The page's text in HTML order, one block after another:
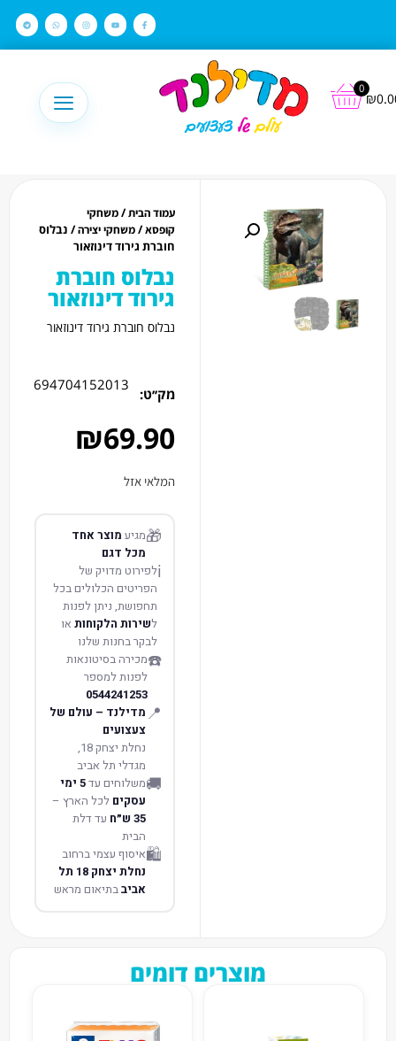
₪
0
עמוד הבית/משחקי
קופסא/משחקי יצירה/ נבלוס
חוברת גירוד דינוזאור
נבלוס חוברת
גירוד דינוזאור
נבלוס חוברת גירוד דינוזאור
מק׳׳ט:
694704152013
₪69.90
המלאי אזל
🎁מגיע מוצר אחד
מכל דגם
ℹ️לפירוט מדויק של
הפריטים הכלולים בכל
תחפושת, ניתן לפנות
לשירות הלקוחות או
לבקר בחנות שלנו
☎️מכירה בסיטונאות
לפנות למספר
0544241253
📍 מדילנד – עולם של
צעצועים
נחלת יצחק 18,
מגדלי תל אביב
🚚משלוחים עד 5 ימי
עסקים לכל הארץ –
35 ש״ח
עד דלת
הבית
🛍️איסוף עצמי ברחוב
נחלת יצחק 18 תל
אביבבתיאום מראש
מוצרים דומים